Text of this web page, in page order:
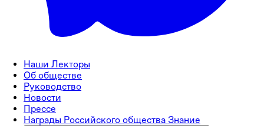
Наши Лекторы
Об обществе
Руководство
Новости
Прессе
Награды Российского общества Знание